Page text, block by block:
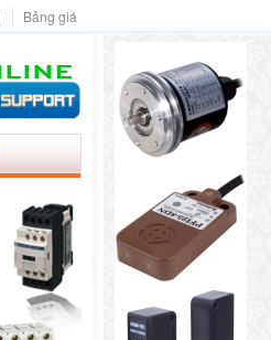
Bảng giá